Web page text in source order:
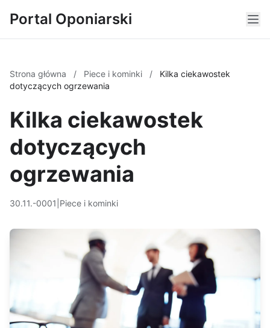
Portal Oponiarski
Strona główna / Piece i kominki /
Kilka ciekawostek
dotyczących ogrzewania
Kilka ciekawostek
dotyczących
ogrzewania
30.11.-0001 Piece i kominki